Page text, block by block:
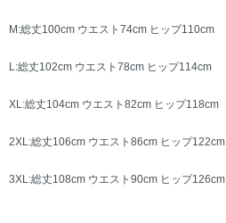
M:総丈100cm ウエスト74cm ヒップ110cm
L:総丈102cm ウエスト78cm ヒップ114cm
XL:総丈104cm ウエスト82cm ヒップ118cm
2XL:総丈106cm ウエスト86cm ヒップ122cm
3XL:総丈108cm ウエスト90cm ヒップ126cm